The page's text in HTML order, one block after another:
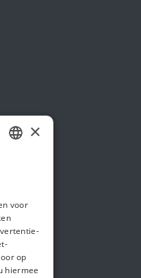
ENGLISH
×
voor
op
hiermee